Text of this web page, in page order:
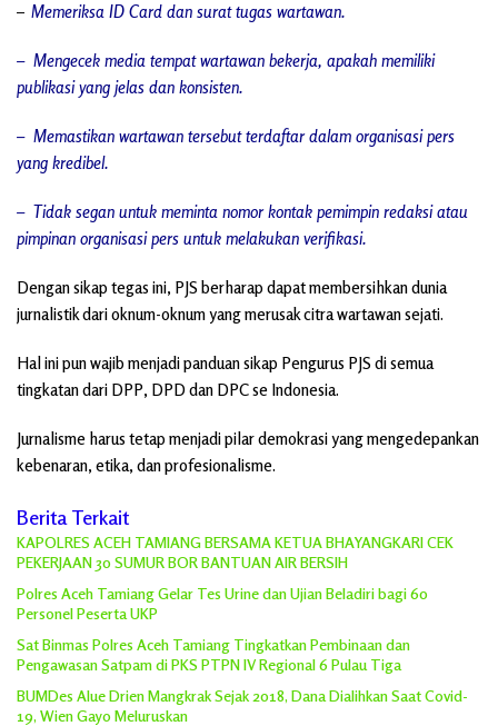
– Memeriksa ID Card dan surat tugas wartawan.
– Mengecek media tempat wartawan bekerja, apakah memiliki
publikasi yang jelas dan konsisten.
– Memastikan wartawan tersebut terdaftar dalam organisasi pers
yang kredibel.
– Tidak segan untuk meminta nomor kontak pemimpin redaksi atau
pimpinan organisasi pers untuk melakukan verifikasi.
Dengan sikap tegas ini, PJS berharap dapat membersihkan dunia
jurnalistik dari oknum-oknum yang merusak citra wartawan sejati.
Hal ini pun wajib menjadi panduan sikap Pengurus PJS di semua
tingkatan dari DPP, DPD dan DPC se Indonesia.
Jurnalisme harus tetap menjadi pilar demokrasi yang mengedepankan
kebenaran, etika, dan profesionalisme.
Berita Terkait
KAPOLRES ACEH TAMIANG BERSAMA KETUA BHAYANGKARI CEK
PEKERJAAN 30 SUMUR BOR BANTUAN AIR BERSIH
Polres Aceh Tamiang Gelar Tes Urine dan Ujian Beladiri bagi 60
Personel Peserta UKP
Sat Binmas Polres Aceh Tamiang Tingkatkan Pembinaan dan
Pengawasan Satpam di PKS PTPN IV Regional 6 Pulau Tiga
BUMDes Alue Drien Mangkrak Sejak 2018, Dana Dialihkan Saat Covid-
19, Wien Gayo Meluruskan